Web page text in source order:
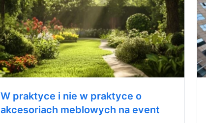
W praktyce i nie w praktyce o
akcesoriach meblowych na event